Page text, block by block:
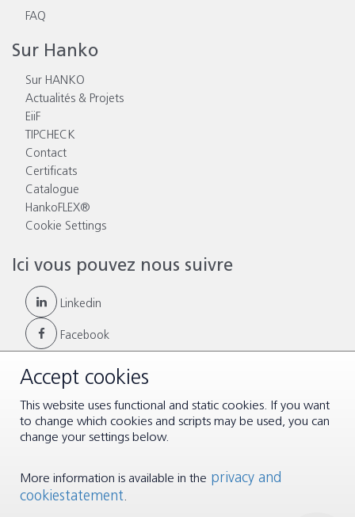
FAQ
Sur Hanko
Sur HANKO
Actualités & Projets
EiiF
TIPCHECK
Contact
Certificats
Catalogue
HankoFLEX®
Cookie Settings
Ici vous pouvez nous suivre
Linkedin
Facebook
© Copyright 2026 |Conditions générales| Disclaimer & Privacy
Accept cookies
This website uses functional and static cookies. If you want
to change which cookies and scripts may be used, you can
change your settings below.
More information is available in the privacy and
cookiestatement.